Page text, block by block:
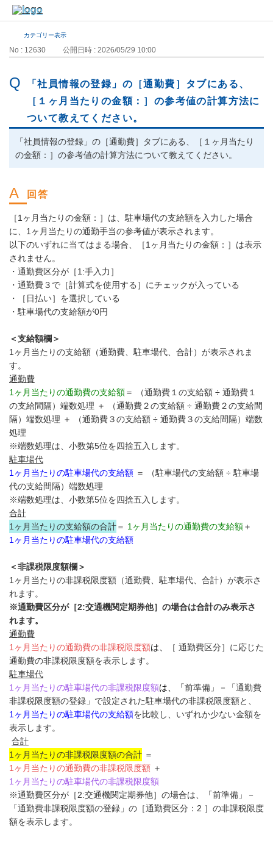
カテゴリー表示
No : 12630 公開日時 : 2026/05/29 10:00
「社員情報の登録」の［通勤費］タブにある、
［１ヶ月当たりの金額：］の参考値の計算方法に
ついて教えてください。
「社員情報の登録」の［通勤費］タブにある、［１ヶ月当たり
の金額：］の参考値の計算方法について教えてください。
［1ヶ月当たりの金額：］は、駐車場代の支給額を入力した場合
に、1ヶ月当たりの通勤手当の参考値が表示されます。
以下のいずれに当てはまる場合、［1ヶ月当たりの金額：］は表示
されません。
・通勤費区分が［1:手入力］
・通勤費３で［計算式を使用する］にチェックが入っている
・［日払い］を選択している
・駐車場代の支給額が0円
＜支給額欄＞
1ヶ月当たりの支給額（通勤費、駐車場代、合計）が表示されま
す。
通勤費
1ヶ月当たりの通勤費の支給額＝ （通勤費１の支給額 ÷ 通勤費１
の支給間隔）端数処理 ＋ （通勤費２の支給額 ÷ 通勤費２の支給間
隔）端数処理 ＋ （通勤費３の支給額 ÷ 通勤費３の支給間隔）端数
処理
※端数処理は、小数第5位を四捨五入します。
駐車場代
1ヶ月当たりの駐車場代の支給額 ＝ （駐車場代の支給額 ÷ 駐車場
代の支給間隔）端数処理
※端数処理は、小数第5位を四捨五入します。
合計
1ヶ月当たりの支給額の合計＝ 1ヶ月当たりの通勤費の支給額＋
1ヶ月当たりの駐車場代の支給額
＜非課税限度額欄＞
1ヶ月当たりの非課税限度額（通勤費、駐車場代、合計）が表示さ
れます。
※通勤費区分が［2:交通機関定期券他］の場合は合計のみ表示さ
れます。
通勤費
1ヶ月当たりの通勤費の非課税限度額は、
［ 通勤費区分］に応じた
通勤費の非課税限度額を表示します。
駐車場代
1ヶ月当たりの駐車場代の非課税限度額は、「前準備」－「通勤費
非課税限度額の登録」で設定された駐車場代の非課税限度額と、
1ヶ月当たりの駐車場代の支給額を比較し、いずれか少ない金額を
表示します。
合計
1ヶ月当たりの非課税限度額の合計 ＝
1ヶ月当たりの通勤費の非課税限度額 ＋
1ヶ月当たりの駐車場代の非課税限度額
※通勤費区分が［2:交通機関定期券他］の場合は、
「前準備」－
「通勤費非課税限度額の登録」の［通勤費区分：2 ］の非課税限度
額を表示します。